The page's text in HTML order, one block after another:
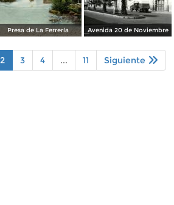
Presa de La Ferrería Avenida 20 de Noviembre
2 3 4 ... 11 Siguiente